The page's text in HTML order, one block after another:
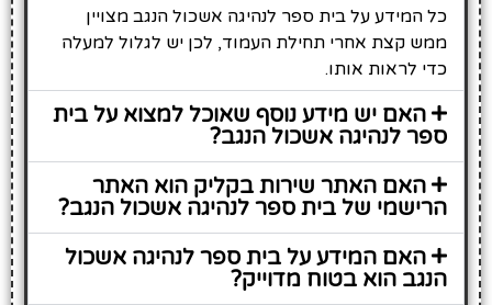
כל המידע על בית ספר לנהיגה אשכול הנגב מצויין
ממש קצת אחרי תחילת העמוד, לכן יש לגלול למעלה
כדי לראות אותו.
האם יש מידע נוסף שאוכל למצוא על בית
ספר לנהיגה אשכול הנגב?
האם האתר שירות בקליק הוא האתר
הרישמי של בית ספר לנהיגה אשכול הנגב?
האם המידע על בית ספר לנהיגה אשכול
הנגב הוא בטוח מדוייק?